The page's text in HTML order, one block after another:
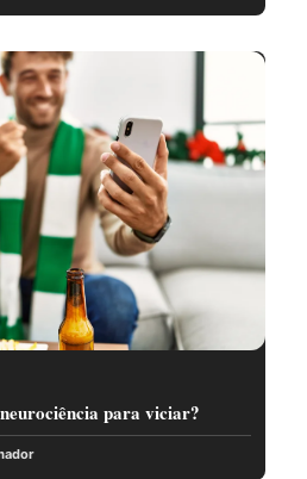
para viciar?